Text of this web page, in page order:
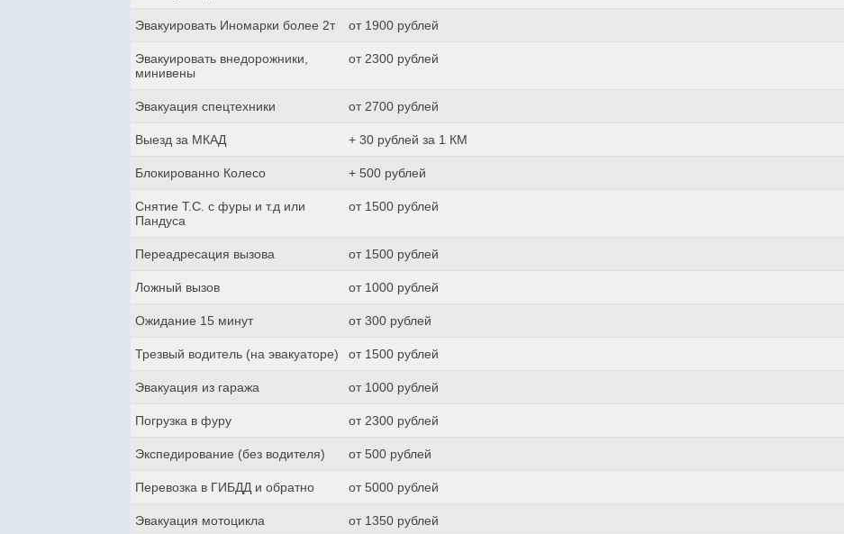
Эвакуировать Иномарки более 2т от 1900 рублей
Эвакуировать внедорожники,
минивены
от 2300 рублей
Эвакуация спецтехники от 2700 рублей
Выезд за МКАД + 30 рублей за 1 КМ
Блокированно Колесо + 500 рублей
Снятие Т.С. с фуры и т.д или
Пандуса
от 1500 рублей
Переадресация вызова от 1500 рублей
Ложный вызов от 1000 рублей
Ожидание 15 минут от 300 рублей
Трезвый водитель (на эвакуаторе) от 1500 рублей
Эвакуация из гаража от 1000 рублей
Погрузка в фуру от 2300 рублей
Экспедирование (без водителя) от 500 рублей
Перевозка в ГИБДД и обратно от 5000 рублей
Эвакуация мотоцикла от 1350 рублей